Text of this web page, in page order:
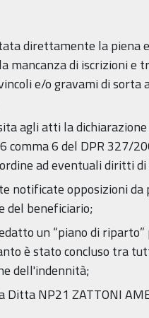
direttamente la piena
mancanza di iscrizioni e
e/o gravami di sorta
agli atti la
comma 6 del DPR 327/
ad eventuali diritti
notificate opposizioni
del beneficiario;
un “piano di
è stato concluso tra
dell'indennità;
Ditta NP21 ZATTONI